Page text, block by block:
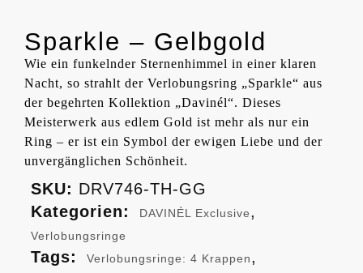
Sparkle – Gelbgold
Wie ein funkelnder Sternenhimmel in einer klaren
Nacht, so strahlt der Verlobungsring „Sparkle“ aus
der begehrten Kollektion „Davinél“. Dieses
Meisterwerk aus edlem Gold ist mehr als nur ein
Ring – er ist ein Symbol der ewigen Liebe und der
unvergänglichen Schönheit.
SKU: DRV746-TH-GG
Kategorien:
DAVINÉL Exclusive,
Verlobungsringe
Tags: Verlobungsringe: 4 Krappen,